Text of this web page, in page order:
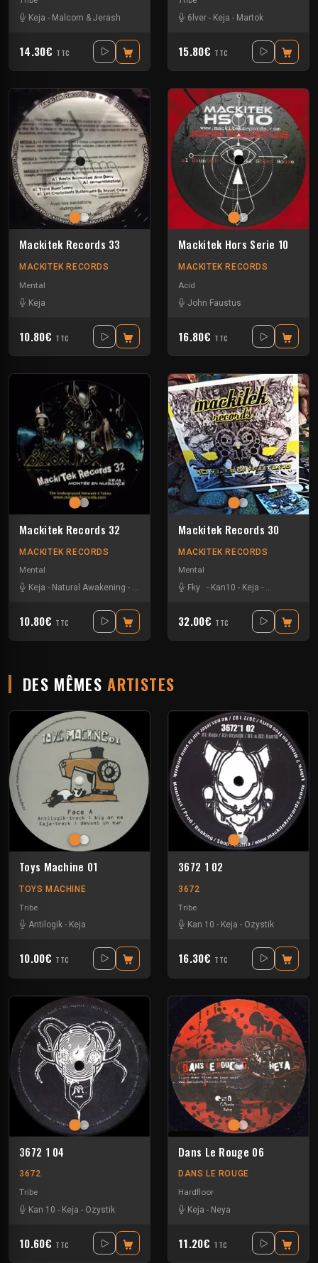
Keja - Malcom & Jerash
14.30€ TTC
6lver - Keja - Martok
15.80€ TTC
Mackitek Records 33
MACKITEK RECORDS
Mental
Keja
10.80€ TTC
Mackitek Hors Serie 10
MACKITEK RECORDS
Acid
John Faustus
16.80€ TTC
Mackitek Records 32
MACKITEK RECORDS
Mental
Keja - Natural Awakening - Sevenum Six- Skelle
10.80€ TTC
Mackitek Records 30
MACKITEK RECORDS
Mental
Fky
- Kan10 - Keja - Natural
32.00€ TTC
DES MÊMESARTISTES
Toys Machine 01
TOYS MACHINE
Tribe
Antilogik - Keja
10.00€ TTC
3672 1 02
3672
Tribe
Kan 10 - Keja - Ozystik
16.30€ TTC
3672 1 04
3672
Tribe
Kan 10 - Keja - Ozystik
10.60€ TTC
Dans Le Rouge 06
DANS LE ROUGE
Hardfloor
Keja - Neya
11.20€ TTC